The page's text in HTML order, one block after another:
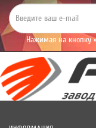
Нажимая на кнопку